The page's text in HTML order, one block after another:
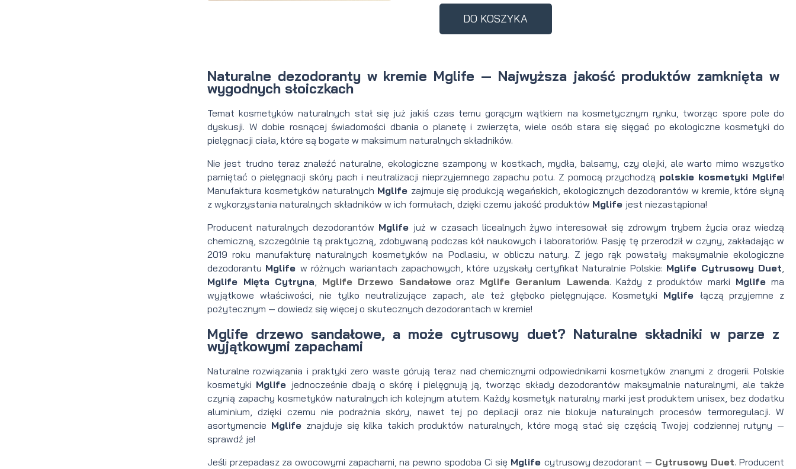
Perfumy
Krem do
Zestaw
DO KOSZYKA
Naturalne dezodoranty w kremie Mglife — Najwyższa jakość produktów zamknięta w
wygodnych słoiczkach
Temat kosmetyków naturalnych stał się już jakiś czas temu gorącym wątkiem na kosmetycznym rynku, tworząc spore pole do
dyskusji. W dobie rosnącej świadomości dbania o planetę i zwierzęta, wiele osób stara się sięgać po ekologiczne kosmetyki do
pielęgnacji ciała, które są bogate w maksimum naturalnych składników.
Nie jest trudno teraz znaleźć naturalne, ekologiczne szampony w kostkach, mydła, balsamy, czy olejki, ale warto mimo wszystko
pamiętać o pielęgnacji skóry pach i neutralizacji nieprzyjemnego zapachu potu. Z pomocą przychodzą polskie kosmetyki Mglife!
Manufaktura kosmetyków naturalnych Mglife zajmuje się produkcją wegańskich, ekologicznych dezodorantów w kremie, które słyną
z wykorzystania naturalnych składników w ich formułach, dzięki czemu jakość produktów Mglife jest niezastąpiona!
Producent naturalnych dezodorantów Mglife już w czasach licealnych żywo interesował się zdrowym trybem życia oraz wiedzą
chemiczną, szczególnie tą praktyczną, zdobywaną podczas kół naukowych i laboratoriów. Pasję tę przerodził w czyny, zakładając w
2019 roku manufakturę naturalnych kosmetyków na Podlasiu, w obliczu natury. Z jego rąk powstały maksymalnie ekologiczne
dezodorantu Mglife w różnych wariantach zapachowych, które uzyskały certyfikat Naturalnie Polskie: Mglife Cytrusowy Duet,
Mglife Mięta Cytryna, Mglife Drzewo Sandałoweoraz Mglife Geranium Lawenda. Każdy z produktów marki Mglifema
wyjątkowe właściwości, nie tylko neutralizujące zapach, ale też głęboko pielęgnujące. Kosmetyki Mglife łączą przyjemne z
pożytecznym — dowiedz się więcej o skutecznych dezodorantach w kremie!
Mglife drzewo sandałowe, a może cytrusowy duet? Naturalne składniki w parze z
wyjątkowymi zapachami
Naturalne rozwiązania i praktyki zero waste górują teraz nad chemicznymi odpowiednikami kosmetyków znanymi z drogerii. Polskie
kosmetyki Mglife jednocześnie dbają o skórę i pielęgnują ją, tworząc składy dezodorantów maksymalnie naturalnymi, ale także
czynią zapachy kosmetyków naturalnych ich kolejnym atutem. Każdy kosmetyk naturalny marki jest produktem unisex, bez dodatku
aluminium, dzięki czemu nie podrażnia skóry, nawet tej po depilacji oraz nie blokuje naturalnych procesów termoregulacji. W
asortymencie Mglife znajduje się kilka takich produktów naturalnych, które mogą stać się częścią Twojej codziennej rutyny —
sprawdź je!
Jeśli przepadasz za owocowymi zapachami, na pewno spodoba Ci się Mglife cytrusowy dezodorant — Cytrusowy Duet. Producent